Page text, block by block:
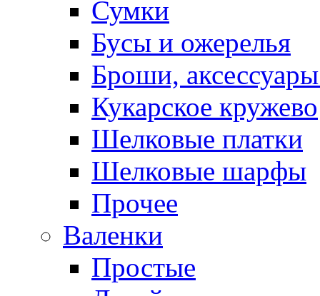
Сумки
Бусы и ожерелья
Броши,
Кукарское кружево
Шелковые платки
Шелковые шарфы
Прочее
Валенки
Простые